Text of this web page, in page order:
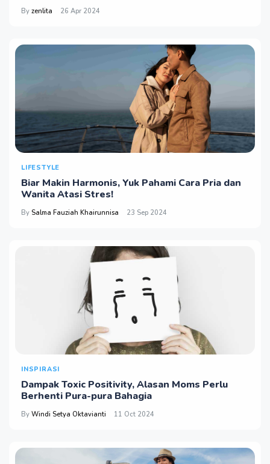
By zenlita 26 Apr 2024
LIFESTYLE
Biar Makin Harmonis, Yuk Pahami Cara Pria dan
Wanita Atasi Stres!
By Salma Fauziah Khairunnisa 23 Sep 2024
INSPIRASI
Dampak Toxic Positivity, Alasan Moms Perlu
Berhenti Pura-pura Bahagia
By Windi Setya Oktavianti 11 Oct 2024